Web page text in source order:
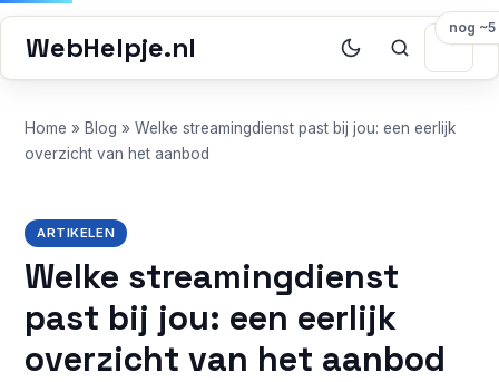
WebHelpje.nl
Home » Blog » Welke streamingdienst past bij jou: een eerlijk
overzicht van het aanbod
ARTIKELEN
Welke streamingdienst
past bij jou: een eerlijk
overzicht van het aanbod
nog ~5